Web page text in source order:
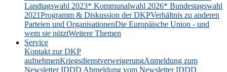
Landtagswahl 2023* Kommunalwahl 2026* Bundestagswahl
2021Programm & Diskussion der DKPVerhältnis zu anderen
Parteien und OrganisationenDie Europäische Union - und
wem sie nütztWeitere Themen
Service
Kontakt zur DKP
aufnehmenKriegsdienstverweigerungAnmeldung zum
Newsletter IDDD Abmeldung vom Newsletter IDDD